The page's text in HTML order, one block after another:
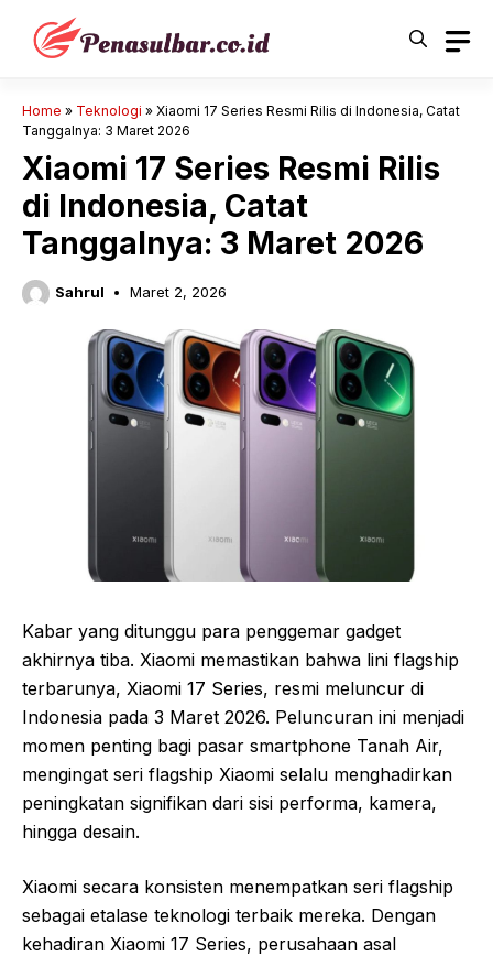
Langsung
Home » Teknologi » Xiaomi 17 Series Resmi Rilis di Indonesia, Catat
Tanggalnya: 3 Maret 2026
Xiaomi 17 Series Resmi Rilis
di Indonesia, Catat
Tanggalnya: 3 Maret 2026
Sahrul Maret 2, 2026
Kabar yang ditunggu para penggemar gadget
akhirnya tiba. Xiaomi memastikan bahwa lini flagship
terbarunya, Xiaomi 17 Series, resmi meluncur di
Indonesia pada 3 Maret 2026. Peluncuran ini menjadi
momen penting bagi pasar smartphone Tanah Air,
mengingat seri flagship Xiaomi selalu menghadirkan
peningkatan signifikan dari sisi performa, kamera,
hingga desain.
Xiaomi secara konsisten menempatkan seri flagship
sebagai etalase teknologi terbaik mereka. Dengan
kehadiran Xiaomi 17 Series, perusahaan asal